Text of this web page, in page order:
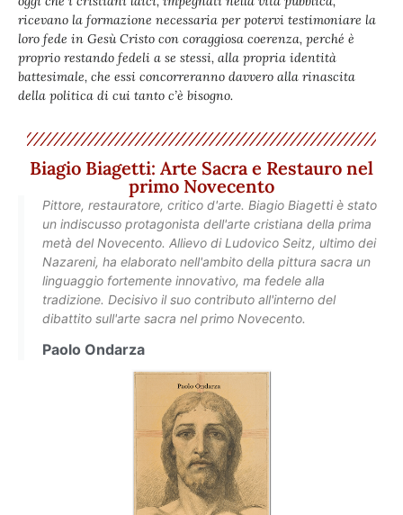
ricevano la formazione necessaria per potervi testimoniare la
loro fede in Gesù Cristo con coraggiosa coerenza, perché è
proprio restando fedeli a se stessi, alla propria identità
battesimale, che essi concorreranno davvero alla rinascita
della politica di cui tanto c’è bisogno.
Biagio Biagetti: Arte Sacra e Restauro nel
primo Novecento
Pittore, restauratore, critico d'arte. Biagio Biagetti è stato
un indiscusso protagonista dell'arte cristiana della prima
metà del Novecento. Allievo di Ludovico Seitz, ultimo dei
Nazareni, ha elaborato nell'ambito della pittura sacra un
linguaggio fortemente innovativo, ma fedele alla
tradizione. Decisivo il suo contributo all'interno del
dibattito sull'arte sacra nel primo Novecento.
Paolo Ondarza